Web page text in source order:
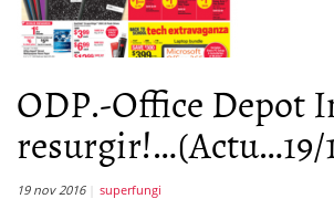
ODP.-Office Depot
resurgir!…(Actu…19/
19 nov 2016 superfungi